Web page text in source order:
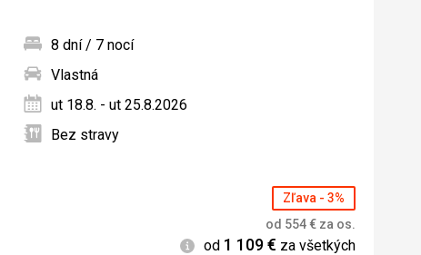
8 dní / 7 nocí
Vlastná
ut 18.8. - ut 25.8.2026
Bez stravy
Zľava - 3%
od 554€ za os.
Informácie
od 1 109€ za všetkých